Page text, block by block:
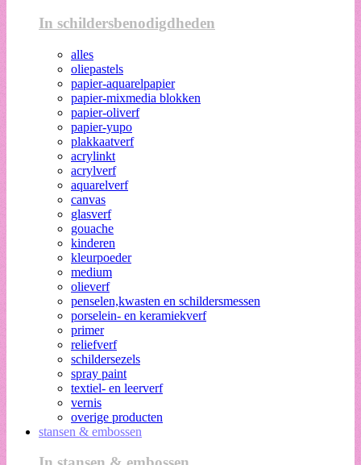
In schildersbenodigdheden
alles
oliepastels
papier-aquarelpapier
papier-mixmedia blokken
papier-oliverf
papier-yupo
plakkaatverf
acrylinkt
acrylverf
aquarelverf
canvas
glasverf
gouache
kinderen
kleurpoeder
medium
olieverf
penselen,kwasten en schildersmessen
porselein- en keramiekverf
primer
reliefverf
schildersezels
spray paint
textiel- en leerverf
vernis
overige producten
stansen & embossen